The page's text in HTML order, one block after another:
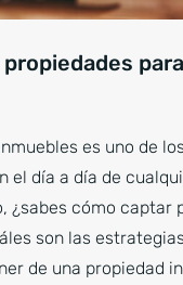
es uno de
el día a día de
¿sabes cómo captar
son las
de una propiedad